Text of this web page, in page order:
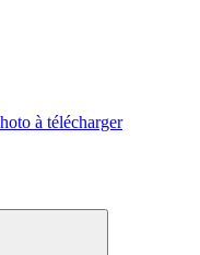
à télécharger